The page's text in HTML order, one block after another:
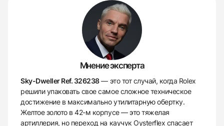
Мнение эксперта
Sky-Dweller Ref. 326238— это тот случай, когда Rolex
решили упаковать свое самое сложное техническое
достижение в максимально утилитарную обертку.
Желтое золото в 42-м корпусе — это тяжелая
артиллерия, но переход на каучук Oysterflex спасает